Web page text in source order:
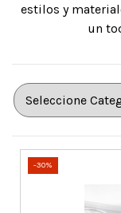
estilos y
un
-30%